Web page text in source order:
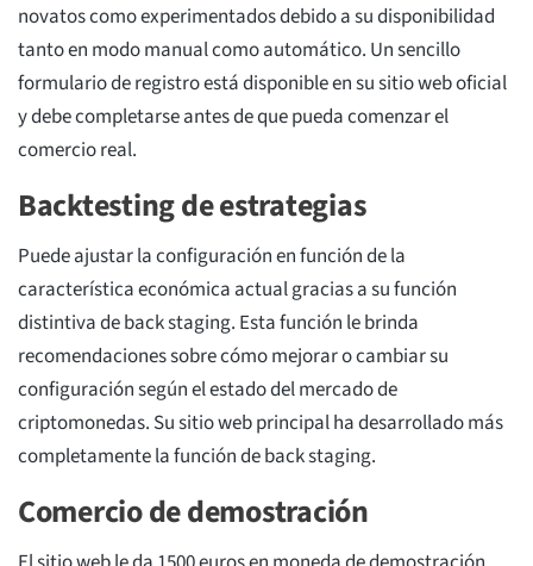
novatos como experimentados debido a su disponibilidad
tanto en modo manual como automático. Un sencillo
formulario de registro está disponible en su sitio web oficial
y debe completarse antes de que pueda comenzar el
comercio real.
Backtesting de estrategias
Puede ajustar la configuración en función de la
característica económica actual gracias a su función
distintiva de back staging. Esta función le brinda
recomendaciones sobre cómo mejorar o cambiar su
configuración según el estado del mercado de
criptomonedas. Su sitio web principal ha desarrollado más
completamente la función de back staging.
Comercio de demostración